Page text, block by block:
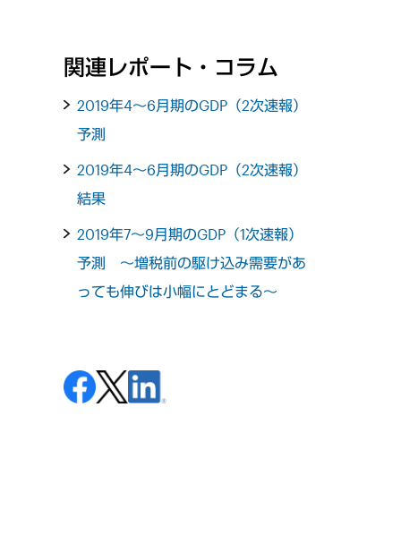
関連レポート・コラム
2019年4～6月期のGDP（2次速報）
予測
2019年4～6月期のGDP（2次速報）
結果
2019年7～9月期のGDP（1次速報）
予測 ～増税前の駆け込み需要があ
っても伸びは小幅にとどまる～